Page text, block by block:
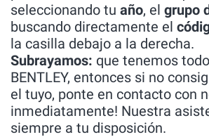
seleccionando tu año, el grupo
buscando directamente el
la casilla debajo a la derecha.
Subrayamos: que tenemos
BENTLEY, entonces si no
el tuyo, ponte en contacto con
inmediatamente! Nuestra
siempre a tu disposición.